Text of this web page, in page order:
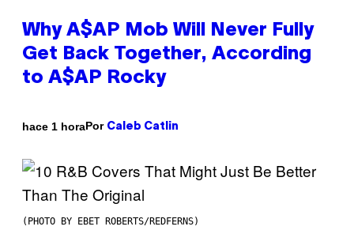
Why A$AP Mob Will Never Fully
Get Back Together, According
to A$AP Rocky
hace 1 horaPor Caleb Catlin
(PHOTO BY EBET ROBERTS/REDFERNS)